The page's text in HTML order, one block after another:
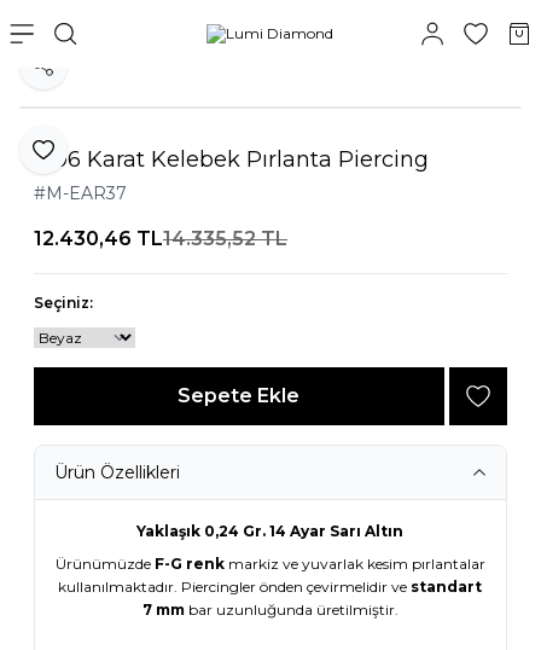
Favoriye Ekle
Paylaş
0,06 Karat Kelebek Pırlanta Piercing
#M-EAR37
12.430,46 TL14.335,52TL
Seçiniz:
Sepete Ekle
Ürün Özellikleri
Yaklaşık 0,24 Gr. 14 Ayar Sarı Altın
ÜrünümüzdeF-G renkmarkiz ve yuvarlak kesim pırlantalar
kullanılmaktadır. Piercingler önden çevirmelidir ve standart
7 mmbar uzunluğunda üretilmiştir.